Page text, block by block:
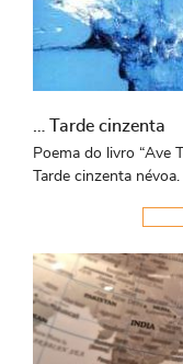
… Tarde cinzenta
Poema do livro “Ave
Tarde cinzenta névoa.